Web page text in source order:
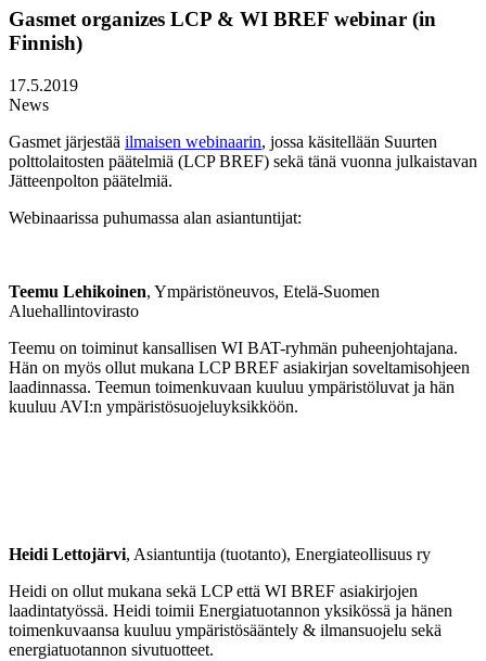
Gasmet organizes LCP & WI BREF webinar (in
Finnish)
17.5.2019
News
Gasmet järjestää ilmaisen webinaarin, jossa käsitellään Suurten
polttolaitosten päätelmiä (LCP BREF) sekä tänä vuonna julkaistavan
Jätteenpolton päätelmiä.
Webinaarissa puhumassa alan asiantuntijat:
Teemu Lehikoinen, Ympäristöneuvos, Etelä-Suomen
Aluehallintovirasto
Teemu on toiminut kansallisen WI BAT-ryhmän puheenjohtajana.
Hän on myös ollut mukana LCP BREF asiakirjan soveltamisohjeen
laadinnassa. Teemun toimenkuvaan kuuluu ympäristöluvat ja hän
kuuluu AVI:n ympäristösuojeluyksikköön.
Heidi Lettojärvi, Asiantuntija (tuotanto), Energiateollisuus ry
Heidi on ollut mukana sekä LCP että WI BREF asiakirjojen
laadintatyössä. Heidi toimii Energiatuotannon yksikössä ja hänen
toimenkuvaansa kuuluu ympäristösääntely & ilmansuojelu sekä
energiatuotannon sivutuotteet.